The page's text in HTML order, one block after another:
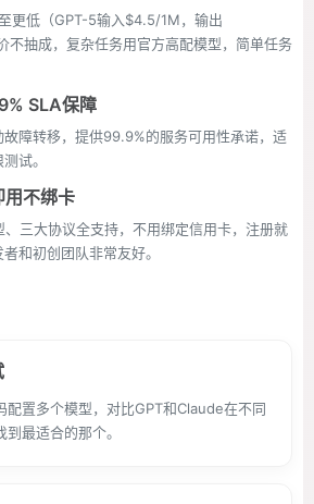
更低（GPT-5输入$4.5/1M，输出
不抽成，复杂任务用官方高配模型，简单任务
SLA保障
障转移，提供99.9%的服务可用性承诺，适
试。
用不绑卡
三大协议全支持，不用绑定信用卡，注册就
和初创团队非常友好。
配置多个模型，对比GPT和Claude在不同
最适合的那个。